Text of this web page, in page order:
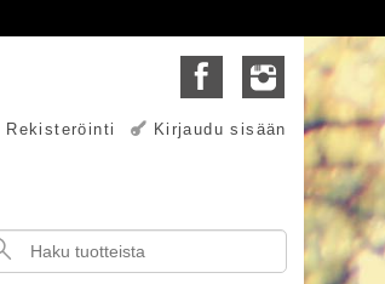
Rekisteröinti Kirjaudu sisään